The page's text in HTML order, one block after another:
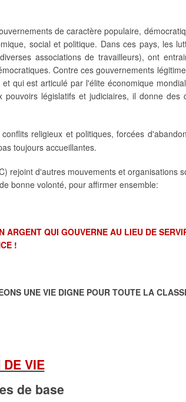
de caractère populaire,
social et politique. Dans ces pays, les
associations de travailleurs), ont
Contre ces gouvernements
qui est articulé par l'élite économique
législatifs et judiciaires, il donne des
religieux et politiques, forcées
toujours accueillantes.
rejoint d'autres mouvements et organisations
bonne volonté, pour affirmer ensemble:
QUI GOUVERNE AU LIEU DE
!
UNE VIE DIGNE POUR TOUTE LA
VIE
de base